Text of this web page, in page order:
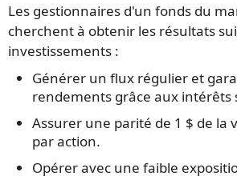
Les gestionnaires d'un fonds du
cherchent à obtenir les résultats
investissements :
Générer un flux régulier et
rendements grâce aux intérêts
Assurer une parité de 1 $ de la
par action.
Opérer avec une faible